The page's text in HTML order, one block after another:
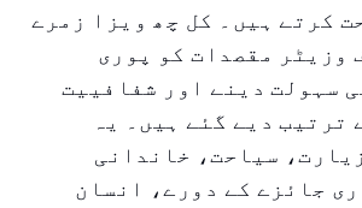
کرتے ہیں۔ کل چھ ویزا زمرے
وزیٹر مقصدات کو پوری
سہولت دینے اور شفافییت
ترتیب دیے گئے ہیں۔ یہ
سیاحت، خاندانی
جائزے کے دورے، انسان